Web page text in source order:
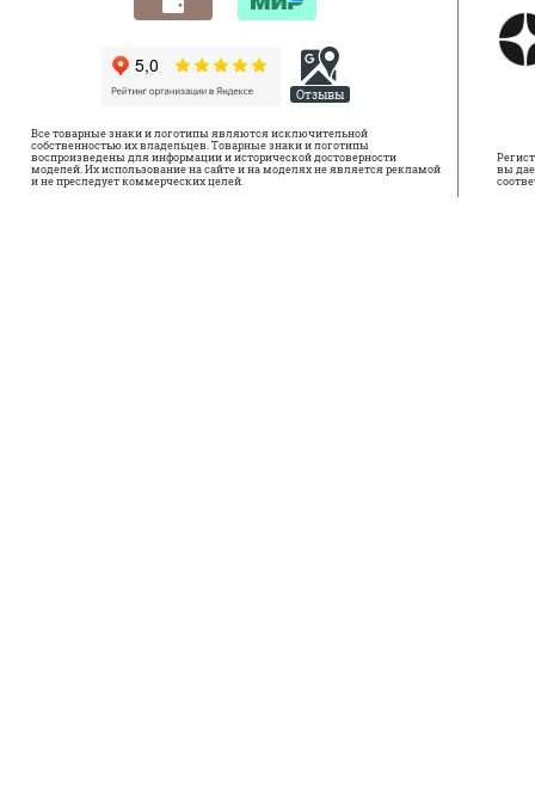
Отзывы
Все товарные знаки и логотипы являются исключительной
собственностью их владельцев. Товарные знаки и логотипы
воспроизведены для информации и исторической достоверности
моделей. Их использование на сайте и на моделях не является рекламой
и не преследует коммерческих целей.
вы